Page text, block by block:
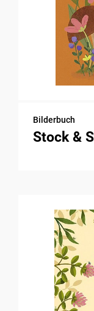
Bilderbuch
Stock &